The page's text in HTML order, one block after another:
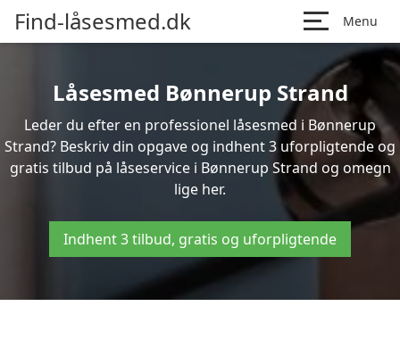
Find-låsesmed.dk Menu
Låsesmed Bønnerup Strand
Leder du efter en professionel låsesmed i Bønnerup
Strand? Beskriv din opgave og indhent 3 uforpligtende og
gratis tilbud på låseservice i Bønnerup Strand og omegn
lige her.
Indhent 3 tilbud, gratis og uforpligtende